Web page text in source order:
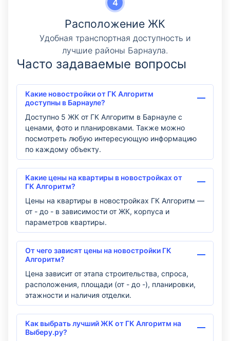
Расположение ЖК
Удобная транспортная доступность и
лучшие районы Барнаула.
Часто задаваемые вопросы
Какие новостройки от ГК Алгоритм
доступны в Барнауле?
Доступно 5 ЖК от ГК Алгоритм в Барнауле с
ценами, фото и планировками. Также можно
посмотреть любую интересующую информацию
по каждому объекту.
Какие цены на квартиры в новостройках от
ГК Алгоритм?
Цены на квартиры в новостройках ГК Алгоритм —
от - до - в зависимости от ЖК, корпуса и
параметров квартиры.
От чего зависят цены на новостройки ГК
Алгоритм?
Цена зависит от этапа строительства, спроса,
расположения, площади (от - до -), планировки,
этажности и наличия отделки.
Как выбрать лучший ЖК от ГК Алгоритм на
Выберу.ру?